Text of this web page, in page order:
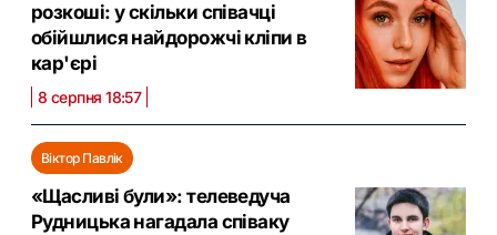
розкоші: у скільки співачці
обійшлися найдорожчі кліпи в
кар'єрі
8 серпня 18:57
Віктор Павлік
«Щасливі були»: телеведуча
Рудницька нагадала співаку